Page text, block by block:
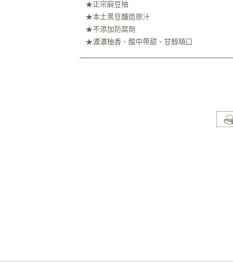
★正宗麻豆柚
★本土黑豆釀造原汁
★不添加防腐劑
★濃濃柚香、酸中帶甜、甘醇順口